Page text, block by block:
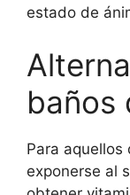
estado de
baños
Para aquellos
exponerse al